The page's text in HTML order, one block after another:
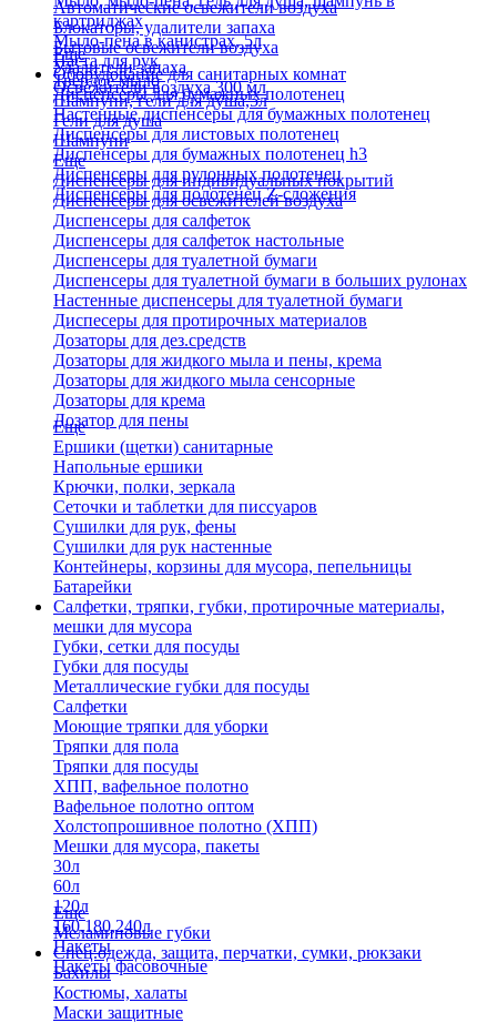
картриджах
Мыло-пена в канистрах, 5л
Паста для рук
Твердое мыло
Шампуни, гели для душа,5л
Гели для душа
Шампуни
Автоматические освежители воздуха
Блокаторы, удалители запаха
Бытовые освежители воздуха
Удалители запаха
Освежители воздуха 300 мл
Еще
Оборудование для санитарных комнат
Диспенсеры для бумажных полотенец
Настенные диспенсеры для бумажных полотенец
Диспенсеры для листовых полотенец
Диспенсеры для бумажных полотенец h3
Диспенсеры для рулонных полотенец
Диспенсеры для полотенец Z-сложения
Еще
Диспенсеры для индивидуальных покрытий
Диспенсеры для освежителей воздуха
Диспенсеры для салфеток
Диспенсеры для салфеток настольные
Диспенсеры для туалетной бумаги
Диспенсеры для туалетной бумаги в больших рулонах
Настенные диспенсеры для туалетной бумаги
Диспесеры для протирочных материалов
Дозаторы для дез.средств
Дозаторы для жидкого мыла и пены, крема
Дозаторы для жидкого мыла сенсорные
Дозаторы для крема
Дозатор для пены
Еще
Ершики (щетки) санитарные
Напольные ершики
Крючки, полки, зеркала
Сеточки и таблетки для писсуаров
Сушилки для рук, фены
Сушилки для рук настенные
Контейнеры, корзины для мусора, пепельницы
Батарейки
Салфетки, тряпки, губки, протирочные материалы,
мешки для мусора
Губки, сетки для посуды
Губки для посуды
Металлические губки для посуды
Салфетки
Моющие тряпки для уборки
Тряпки для пола
Тряпки для посуды
ХПП, вафельное полотно
Вафельное полотно оптом
Холстопрошивное полотно (ХПП)
Мешки для мусора, пакеты
30л
60л
120л
160,180,240л
Пакеты
Пакеты фасовочные
Еще
Меламиновые губки
Спец.одежда, защита, перчатки, сумки, рюкзаки
Бахилы
Костюмы, халаты
Маски защитные